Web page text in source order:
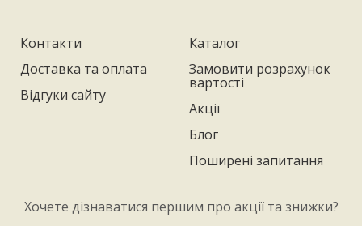
Контакти
Доставка та оплата
Відгуки сайту
Каталог
Замовити розрахунок
вартості
Акції
Блог
Поширені запитання
Хочете дізнаватися першим про акції та знижки?